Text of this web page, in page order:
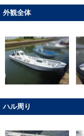
外観全体
ハル周り